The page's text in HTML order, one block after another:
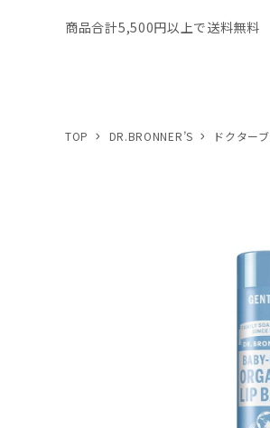
商品合計5,500円以上で送料無料
TOP DR.BRONNER’S ドクター